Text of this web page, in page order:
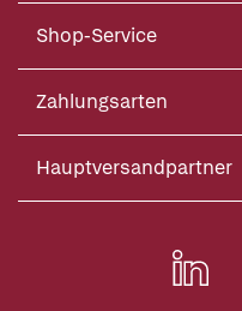
Shop-Service
Zahlungsarten
Hauptversandpartner